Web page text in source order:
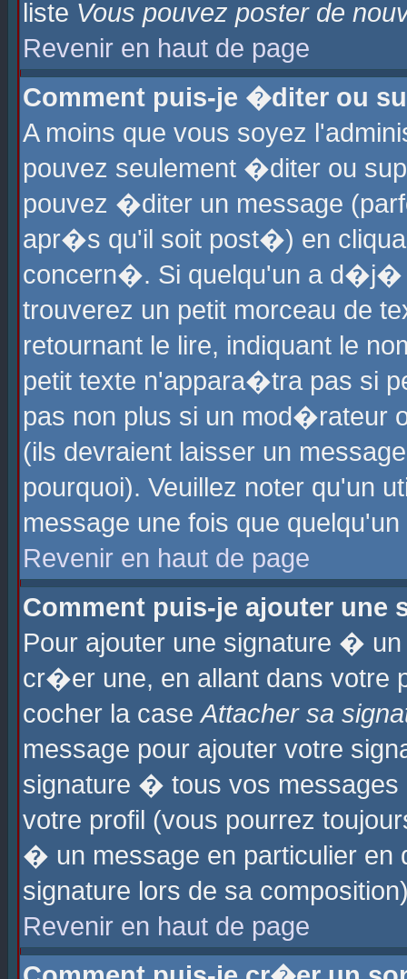
liste Vous pouvez poster de
Revenir en haut de page
Comment puis-je �diter ou
A moins que vous soyez
pouvez seulement �diter ou
pouvez �diter un message
apr�s qu'il soit post�) en
concern�. Si quelqu'un a
trouverez un petit morceau de
retournant le lire, indiquant le
petit texte n'appara�tra pas si
pas non plus si un mod�rateur
(ils devraient laisser un
pourquoi). Veuillez noter qu'un
message une fois que
Revenir en haut de page
Comment puis-je ajouter une
Pour ajouter une signature �
cr�er une, en allant dans
cocher la caseAttacher sa
message pour ajouter votre
signature � tous vos
votre profil (vous pourrez
� un message en particulier
signature lors de sa
Revenir en haut de page